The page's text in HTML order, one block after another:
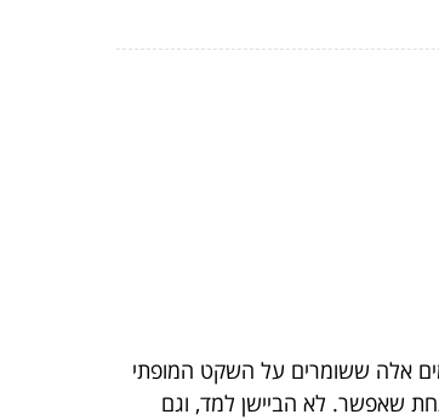
אלה ששומרים על השקט המופתי
שאפשר. לא הביישן למד, וגם